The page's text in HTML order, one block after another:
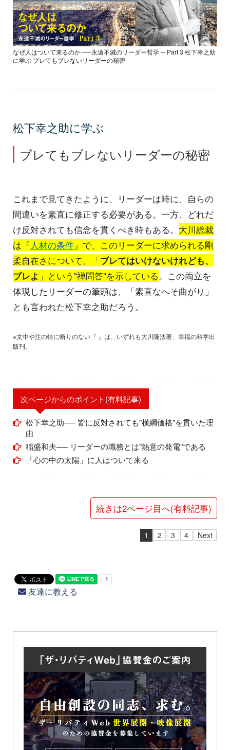
なぜ人はついて来るのか ──永遠不滅のリーダー哲学 ─ Part 3 松下幸之助
に学ぶ ブレてもブレないリーダーの秘密
松下幸之助に学ぶ
ブレてもブレないリーダーの秘密
これまで見てきたように、リーダーは時に、自らの
間違いを素直に修正する必要がある。一方、どれだ
け反対されても信念を貫くべき時もある。 大川総裁
は『 人材の条件』で、このリーダーに求められる剛
柔自在さについて、「ブレてはいけないけれども、
ブレよ 」という"禅問答"を示している。この両立を
体現したリーダーの筆頭は、「素直なへそ曲がり」
とも言われた松下幸之助だろう。
※文中や注の特に断りのない『 』は、いずれも大川隆法著、幸福の科学出
版刊。
次ページからのポイント(有料記事)
松下幸之助── 皆に反対されても"横綱価格"を貫いた理
由
稲盛和夫── リーダーの職務とは"熱意の発電"である
「心の中の太陽」に人はついて来る
続きは2ページ目へ(有料記事)
1 2 3 4 Next
友達に教える